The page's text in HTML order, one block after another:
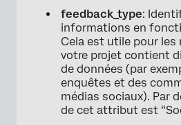
feedback_type:
informations en
Cela est utile pour
votre projet contient
de données (par
enquêtes et des
médias sociaux). Par
de cet attribut est